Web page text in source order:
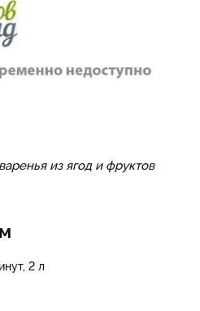
из ягод и фруктов
2 л